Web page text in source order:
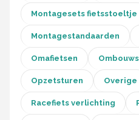
Montagesets fietsstoeltje
Montagestandaarden
Omafietsen
Opzetsturen Overige
Racefiets verlichting